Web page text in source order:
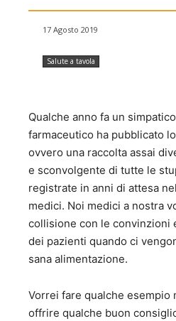
17 Agosto 2019
Salute a tavola
Qualche anno fa un
farmaceutico ha pubblicato
ovvero una raccolta assai
e sconvolgente di tutte le
registrate in anni di attesa
medici. Noi medici a nostra
collisione con le convinzioni
dei pazienti quando ci
sana alimentazione.
Vorrei fare qualche esempio
offrire qualche buon